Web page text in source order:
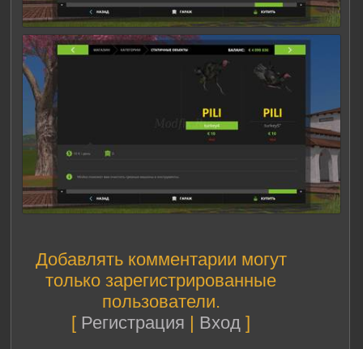
Добавлять комментарии могут
только зарегистрированные
пользователи.
[ Регистрация Вход ]